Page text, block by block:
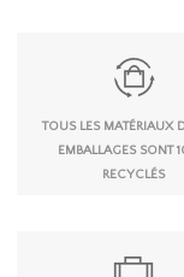
TOUS LES MATÉRIAUX
EMBALLAGES SONT
RECYCLÉS